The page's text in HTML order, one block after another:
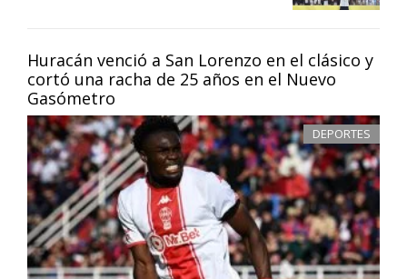
Huracán venció a San Lorenzo en el clásico y
cortó una racha de 25 años en el Nuevo
Gasómetro
DEPORTES